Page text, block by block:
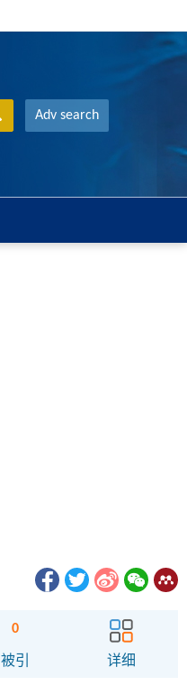
Adv search
0
被引 详细